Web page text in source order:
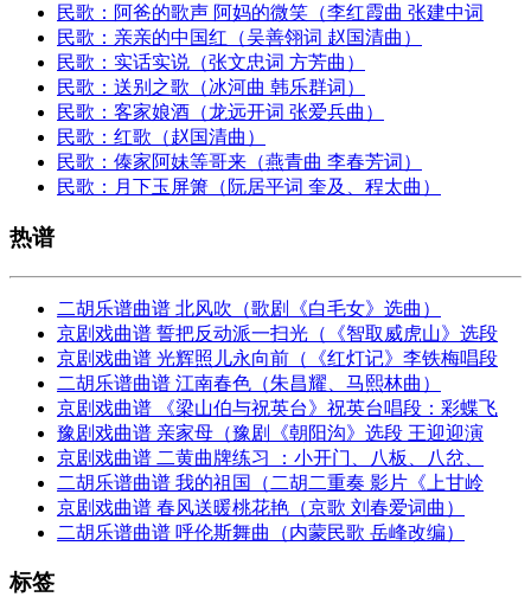
民歌：阿爸的歌声 阿妈的微笑（李红霞曲 张建中词
民歌：亲亲的中国红（吴善翎词 赵国清曲）
民歌：实话实说（张文忠词 方芳曲）
民歌：送别之歌（冰河曲 韩乐群词）
民歌：客家娘酒（龙远开词 张爱兵曲）
民歌：红歌（赵国清曲）
民歌：傣家阿妹等哥来（燕青曲 李春芳词）
民歌：月下玉屏箫（阮居平词 奎及、程太曲）
热谱
二胡乐谱曲谱 北风吹（歌剧《白毛女》选曲）
京剧戏曲谱 誓把反动派一扫光（《智取威虎山》选段
京剧戏曲谱 光辉照儿永向前（《红灯记》李铁梅唱段
二胡乐谱曲谱 江南春色（朱昌耀、马熙林曲）
京剧戏曲谱 《梁山伯与祝英台》祝英台唱段：彩蝶飞
豫剧戏曲谱 亲家母（豫剧《朝阳沟》选段 王迎迎演
京剧戏曲谱 二黄曲牌练习 ：小开门、八板、八岔、
二胡乐谱曲谱 我的祖国（二胡二重奏 影片《上甘岭
京剧戏曲谱 春风送暖桃花艳（京歌 刘春爱词曲）
二胡乐谱曲谱 呼伦斯舞曲（内蒙民歌 岳峰改编）
标签